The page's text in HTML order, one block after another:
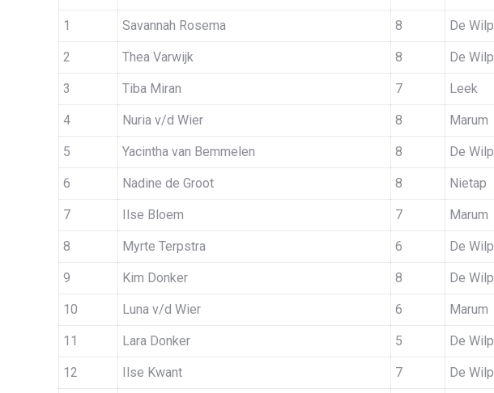
1 Savannah Rosema 8 De Wilp
2 Thea Varwijk 8 De Wilp
3 Tiba Miran 7 Leek
4 Nuria v/d Wier 8 Marum
5 Yacintha van Bemmelen 8 De Wilp
6 Nadine de Groot 8 Nietap
7 Ilse Bloem 7 Marum
8 Myrte Terpstra 6 De Wilp
9 Kim Donker 8 De Wilp
10 Luna v/d Wier 6 Marum
11 Lara Donker 5 De Wilp
12 Ilse Kwant 7 De Wilp